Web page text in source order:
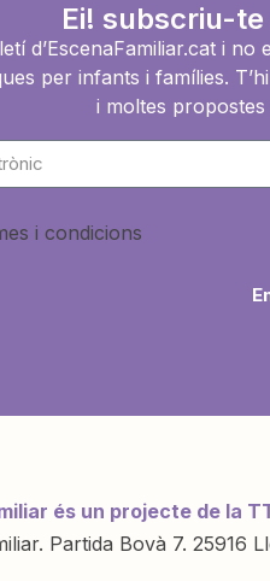
Ei! subscriu-
d’EscenaFamiliar.cat i
per infants i famílies.
i moltes
i condicions
és un projecte de la
Partida Bovà 7. 25916